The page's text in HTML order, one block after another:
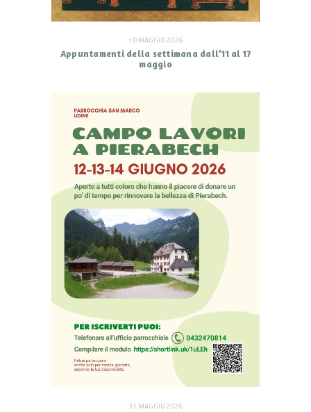
10 MAGGIO 2026
Appuntamenti della settimana dall’11 al 17
maggio
31 MAGGIO 2026